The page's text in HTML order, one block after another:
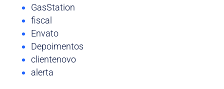
GasStation
fiscal
Envato
Depoimentos
clientenovo
alerta